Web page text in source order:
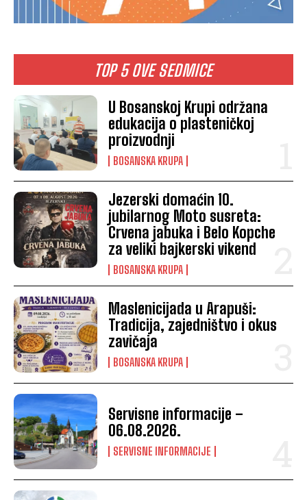
TOP 5 OVE SEDMICE
U Bosanskoj Krupi održana
edukacija o plasteničkoj
proizvodnji
BOSANSKA KRUPA
Jezerski domaćin 10.
jubilarnog Moto susreta:
Crvena jabuka i Belo Kopche
za veliki bajkerski vikend
BOSANSKA KRUPA
Maslenicijada u Arapuši:
Tradicija, zajedništvo i okus
zavičaja
BOSANSKA KRUPA
Servisne informacije –
06.08.2026.
SERVISNE INFORMACIJE